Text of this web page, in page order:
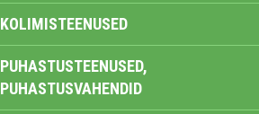
KOLIMISTEENUSED
PUHASTUSTEENUSED,
PUHASTUSVAHENDID